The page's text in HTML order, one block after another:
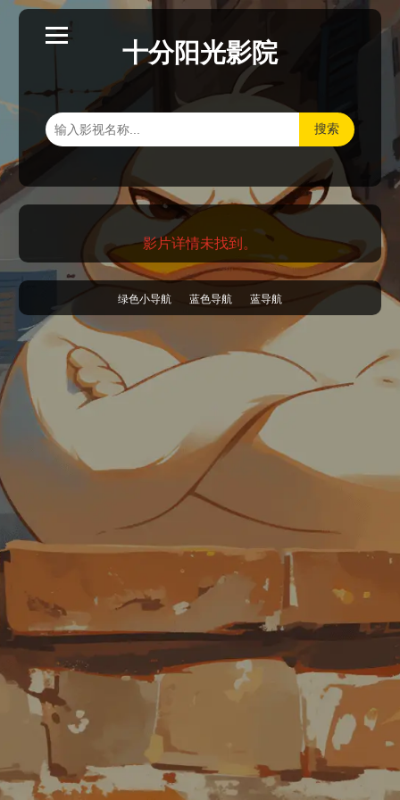
十分阳光影院
搜索
影片详情未找到。
绿色小导航 蓝色导航 蓝导航